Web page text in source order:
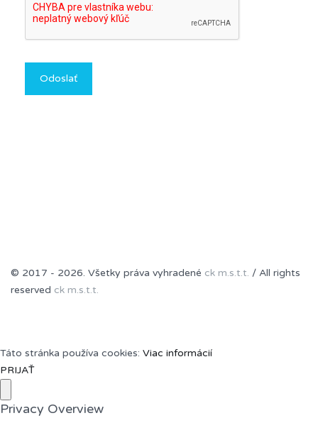
© 2017 - 2026. Všetky práva vyhradené ck m.s.t.t. / All rights
reserved ck m.s.t.t.
Táto stránka používa cookies: Viac informácií
PRIJAŤ
Privacy Overview